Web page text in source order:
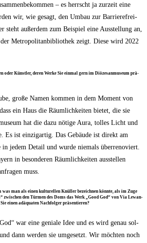
– es herrscht ja zur­zeit eine
wir, wie gesagt, den Umbau zur Bar­rie­re­frei­
steht außer­dem zum Bei­spiel eine Aus­stel­lung an,
Metro­po­li­tan­bi­blio­thek zeigt. Die­se wird 2022
oder Künst­ler, deren Wer­ke Sie ein­mal gern im Diö­ze­san­mu­se­um prä­
gro­ße Namen kom­men in dem Moment von
ein Haus die Räum­lich­kei­ten bie­tet, die sie
hat die dazu nöti­ge Aura, tol­les Licht und
Es ist ein­zig­ar­tig. Das Gebäu­de ist direkt am
in jedem Detail und wur­de nie­mals über­re­no­viert.
in beson­de­ren Räum­lich­kei­ten aus­stel­len
muss.
was man als einen kul­tu­rel­len Knül­ler bezeich­nen könn­te, als im Zuge
zwi­schen den Tür­men des Doms das Werk „Good God“ von Via Lewan­
einen adäqua­ten Nach­fol­ger präsentieren?
war eine genia­le Idee und es wird genau sol­
dann wer­den sie umge­setzt. Wir möch­ten noch